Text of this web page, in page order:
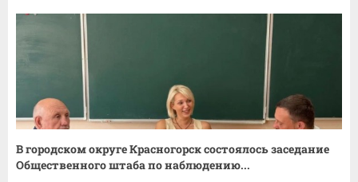
В городском округе Красногорск состоялось заседание
Общественного штаба по наблюдению...